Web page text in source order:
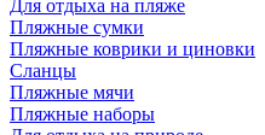
Для отдыха на пляже
Пляжные сумки
Пляжные коврики и циновки
Сланцы
Пляжные мячи
Пляжные наборы